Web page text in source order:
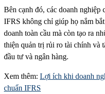
Bên cạnh đó, các doanh nghiệp
IFRS không chỉ giúp họ nắm
doanh toàn cầu mà còn tạo ra
thiện quản trị rủi ro tài chính và
đầu tư và ngân hàng.
Xem thêm: Lợi ích khi doanh
chuẩn IFRS